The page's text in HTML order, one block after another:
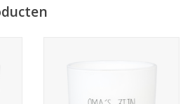
frisse, pure en comfortabele mix